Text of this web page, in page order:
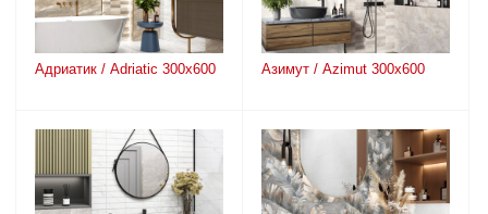
Aдриатик / Adriatic 300х600 Aзимут / Azimut 300х600